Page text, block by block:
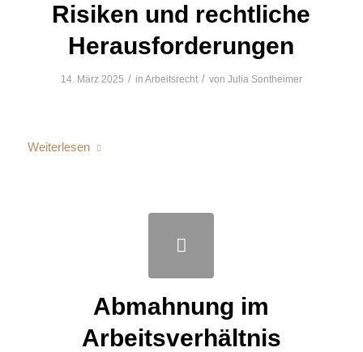
Risiken und rechtliche
Herausforderungen
14. März 2025 / in Arbeitsrecht / von Julia Sontheimer
Weiterlesen
Abmahnung im
Arbeitsverhältnis